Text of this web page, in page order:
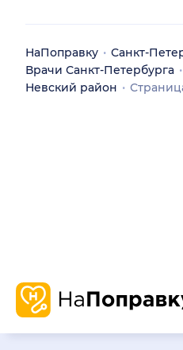
НаПоправку
Санкт-
Врачи Санкт-Петербурга
Невский район